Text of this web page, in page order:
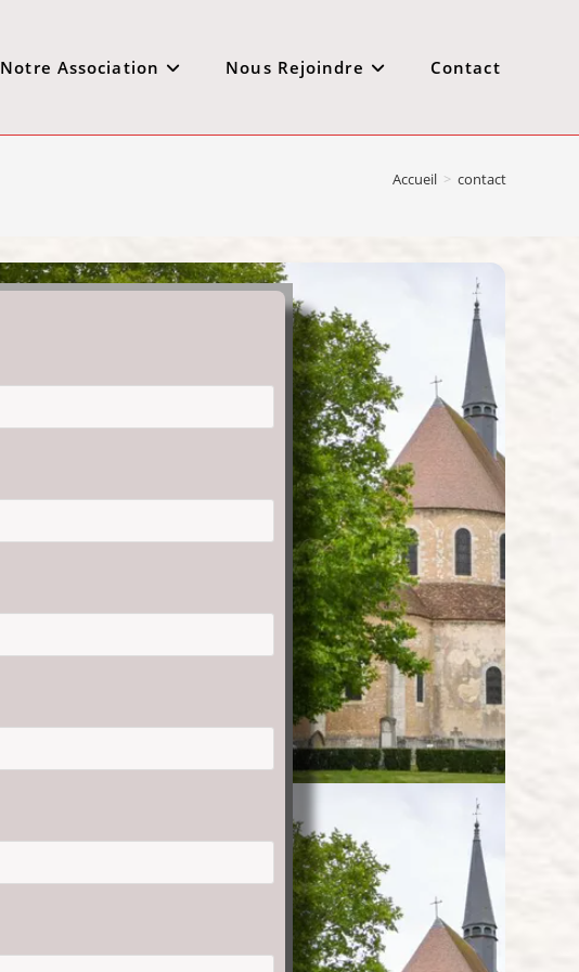
Notre Association Nous Rejoindre Contact
Accueil > contact